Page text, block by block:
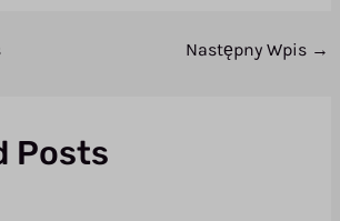
Następny Wpis →
Posts